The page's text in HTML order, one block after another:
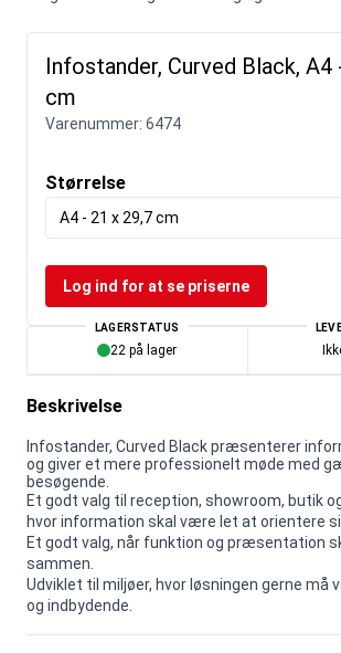
Infostander, Curved Black, A4
cm
Varenummer: 6474
Størrelse
A4 - 21 x 29,7 cm
Log ind for at se priserne
LAGERSTATUS
22 på lager
Beskrivelse
Infostander, Curved Black præsenterer
og giver et mere professionelt møde med
besøgende.
Et godt valg til reception, showroom, butik
hvor information skal være let at orientere
Et godt valg, når funktion og præsentation
sammen.
Udviklet til miljøer, hvor løsningen gerne må
og indbydende.